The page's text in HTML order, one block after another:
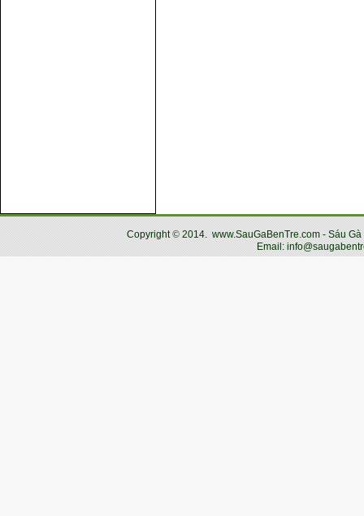
Copyright© 2014. www.SauGaBenTre.com - Sáu
Email: